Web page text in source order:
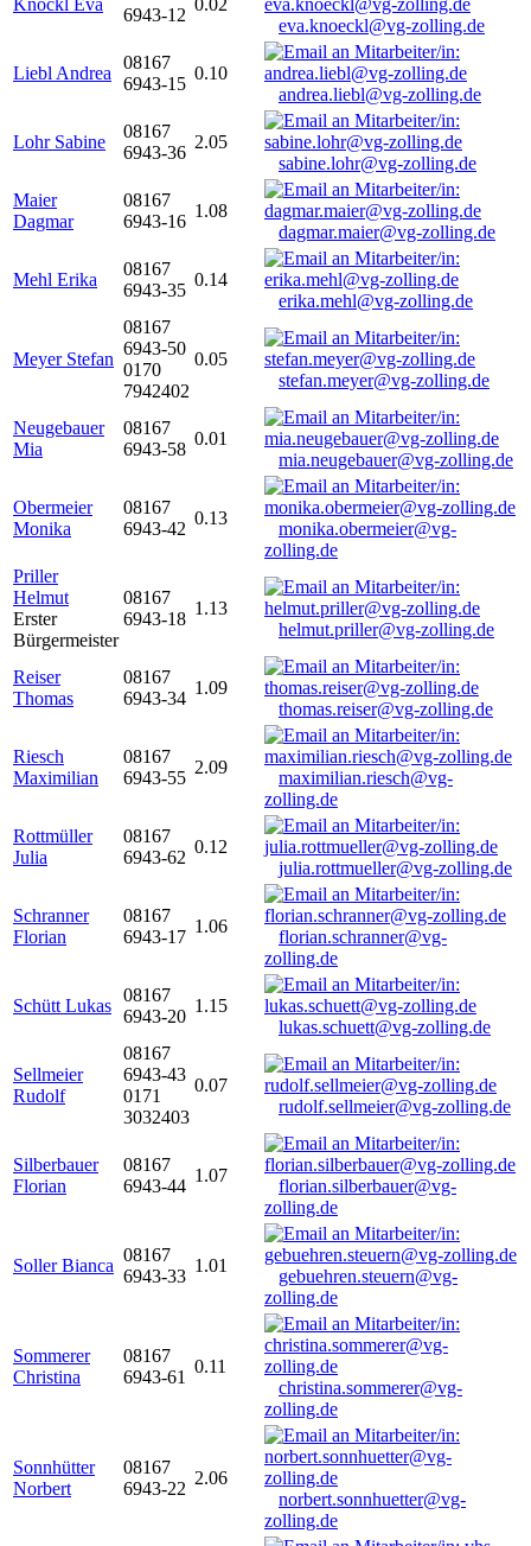
Knöckl Eva
6943-12
0.02
eva.knoeckl@vg-zolling.de
Liebl Andrea
08167
6943-15
0.10
andrea.liebl@vg-zolling.de
Lohr Sabine
08167
6943-36
2.05
sabine.lohr@vg-zolling.de
Maier
Dagmar
08167
6943-16
1.08
dagmar.maier@vg-zolling.de
Mehl Erika
08167
6943-35
0.14
erika.mehl@vg-zolling.de
Meyer Stefan
08167
6943-50
0170
7942402
0.05
stefan.meyer@vg-zolling.de
Neugebauer
Mia
08167
6943-58
0.01
mia.neugebauer@vg-zolling.de
Obermeier
Monika
08167
6943-42
0.13
monika.obermeier@vg-
zolling.de
Priller
Helmut
Erster
Bürgermeister
08167
6943-18
1.13
helmut.priller@vg-zolling.de
Reiser
Thomas
08167
6943-34
1.09
thomas.reiser@vg-zolling.de
Riesch
Maximilian
08167
6943-55
2.09
maximilian.riesch@vg-
zolling.de
Rottmüller
Julia
08167
6943-62
0.12
julia.rottmueller@vg-zolling.de
Schranner
Florian
08167
6943-17
1.06
florian.schranner@vg-
zolling.de
Schütt Lukas
08167
6943-20
1.15
lukas.schuett@vg-zolling.de
Sellmeier
Rudolf
08167
6943-43
0171
3032403
0.07
rudolf.sellmeier@vg-zolling.de
Silberbauer
Florian
08167
6943-44
1.07
florian.silberbauer@vg-
zolling.de
Soller Bianca
08167
6943-33
1.01
gebuehren.steuern@vg-
zolling.de
Sommerer
Christina
08167
6943-61
0.11
christina.sommerer@vg-
zolling.de
Sonnhütter
Norbert
08167
6943-22
2.06
norbert.sonnhuetter@vg-
zolling.de